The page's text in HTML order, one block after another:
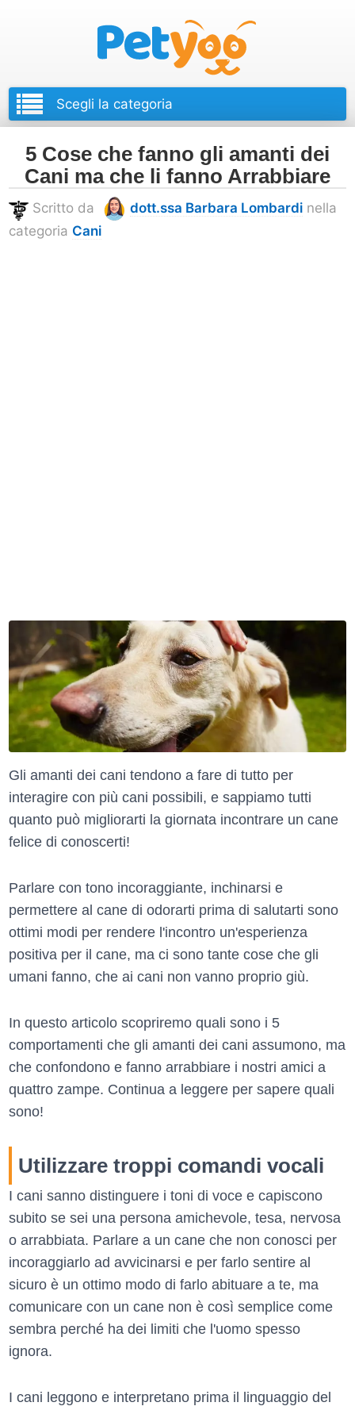
5 Cose che fanno gli amanti dei
Cani ma che li fanno Arrabbiare
Scritto da dott.ssa Barbara Lombardi nella
categoria Cani
Gli amanti dei cani tendono a fare di tutto per
interagire con più cani possibili, e sappiamo tutti
quanto può migliorarti la giornata incontrare un cane
felice di conoscerti!
Parlare con tono incoraggiante, inchinarsi e
permettere al cane di odorarti prima di salutarti sono
ottimi modi per rendere l'incontro un'esperienza
positiva per il cane, ma ci sono tante cose che gli
umani fanno, che ai cani non vanno proprio giù.
In questo articolo scopriremo quali sono i 5
comportamenti che gli amanti dei cani assumono, ma
che confondono e fanno arrabbiare i nostri amici a
quattro zampe. Continua a leggere per sapere quali
sono!
Utilizzare troppi comandi vocali
I cani sanno distinguere i toni di voce e capiscono
subito se sei una persona amichevole, tesa, nervosa
o arrabbiata. Parlare a un cane che non conosci per
incoraggiarlo ad avvicinarsi e per farlo sentire al
sicuro è un ottimo modo di farlo abituare a te, ma
comunicare con un cane non è così semplice come
sembra perché ha dei limiti che l'uomo spesso
ignora.
I cani leggono e interpretano prima il linguaggio del